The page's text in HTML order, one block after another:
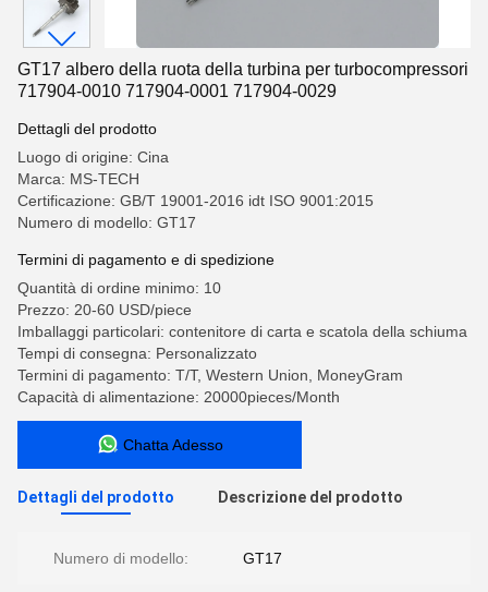
GT17 albero della ruota della turbina per turbocompressori
717904-0010 717904-0001 717904-0029
Dettagli del prodotto
Luogo di origine: Cina
Marca: MS-TECH
Certificazione: GB/T 19001-2016 idt ISO 9001:2015
Numero di modello: GT17
Termini di pagamento e di spedizione
Quantità di ordine minimo: 10
Prezzo: 20-60 USD/piece
Imballaggi particolari: contenitore di carta e scatola della schiuma
Tempi di consegna: Personalizzato
Termini di pagamento: T/T, Western Union, MoneyGram
Capacità di alimentazione: 20000pieces/Month
Chatta Adesso
Dettagli del prodotto Descrizione del prodotto
Numero di modello: GT17